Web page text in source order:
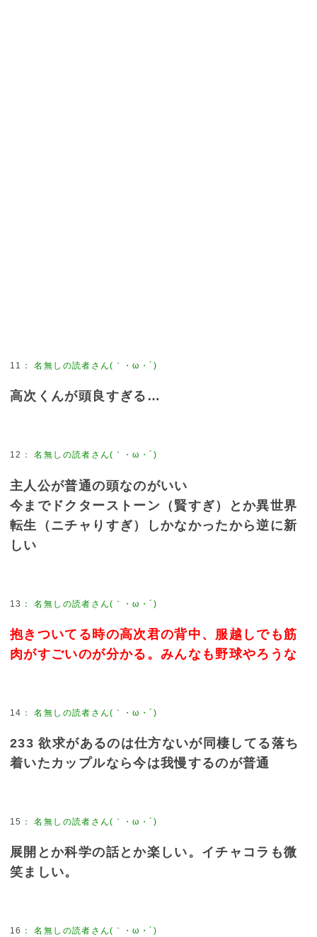
11 ：名無しの読者さん(｀・ω・´)
高次くんが頭良すぎる…
12 ：名無しの読者さん(｀・ω・´)
主人公が普通の頭なのがいい
今までドクターストーン（賢すぎ）とか異世界
転生（ニチャりすぎ）しかなかったから逆に新
しい
13 ：名無しの読者さん(｀・ω・´)
抱きついてる時の高次君の背中、服越しでも筋
肉がすごいのが分かる。みんなも野球やろうな
14 ：名無しの読者さん(｀・ω・´)
233 欲求があるのは仕方ないが同棲してる落ち
着いたカップルなら今は我慢するのが普通
15 ：名無しの読者さん(｀・ω・´)
展開とか科学の話とか楽しい。イチャコラも微
笑ましい。
16 ：名無しの読者さん(｀・ω・´)